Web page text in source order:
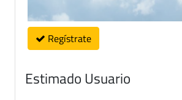
Regístrate
Estimado Usuario